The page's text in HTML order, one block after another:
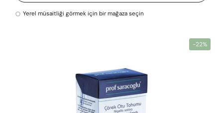
Yerel müsaitliği görmek için bir mağaza seçin
-22%